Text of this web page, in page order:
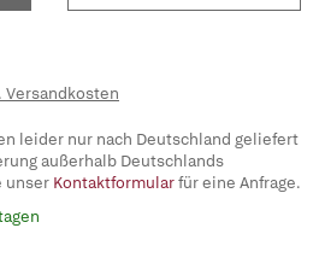
Versandkosten
leider nur nach Deutschland geliefert
außerhalb Deutschlands
unser Kontaktformularfür eine Anfrage.